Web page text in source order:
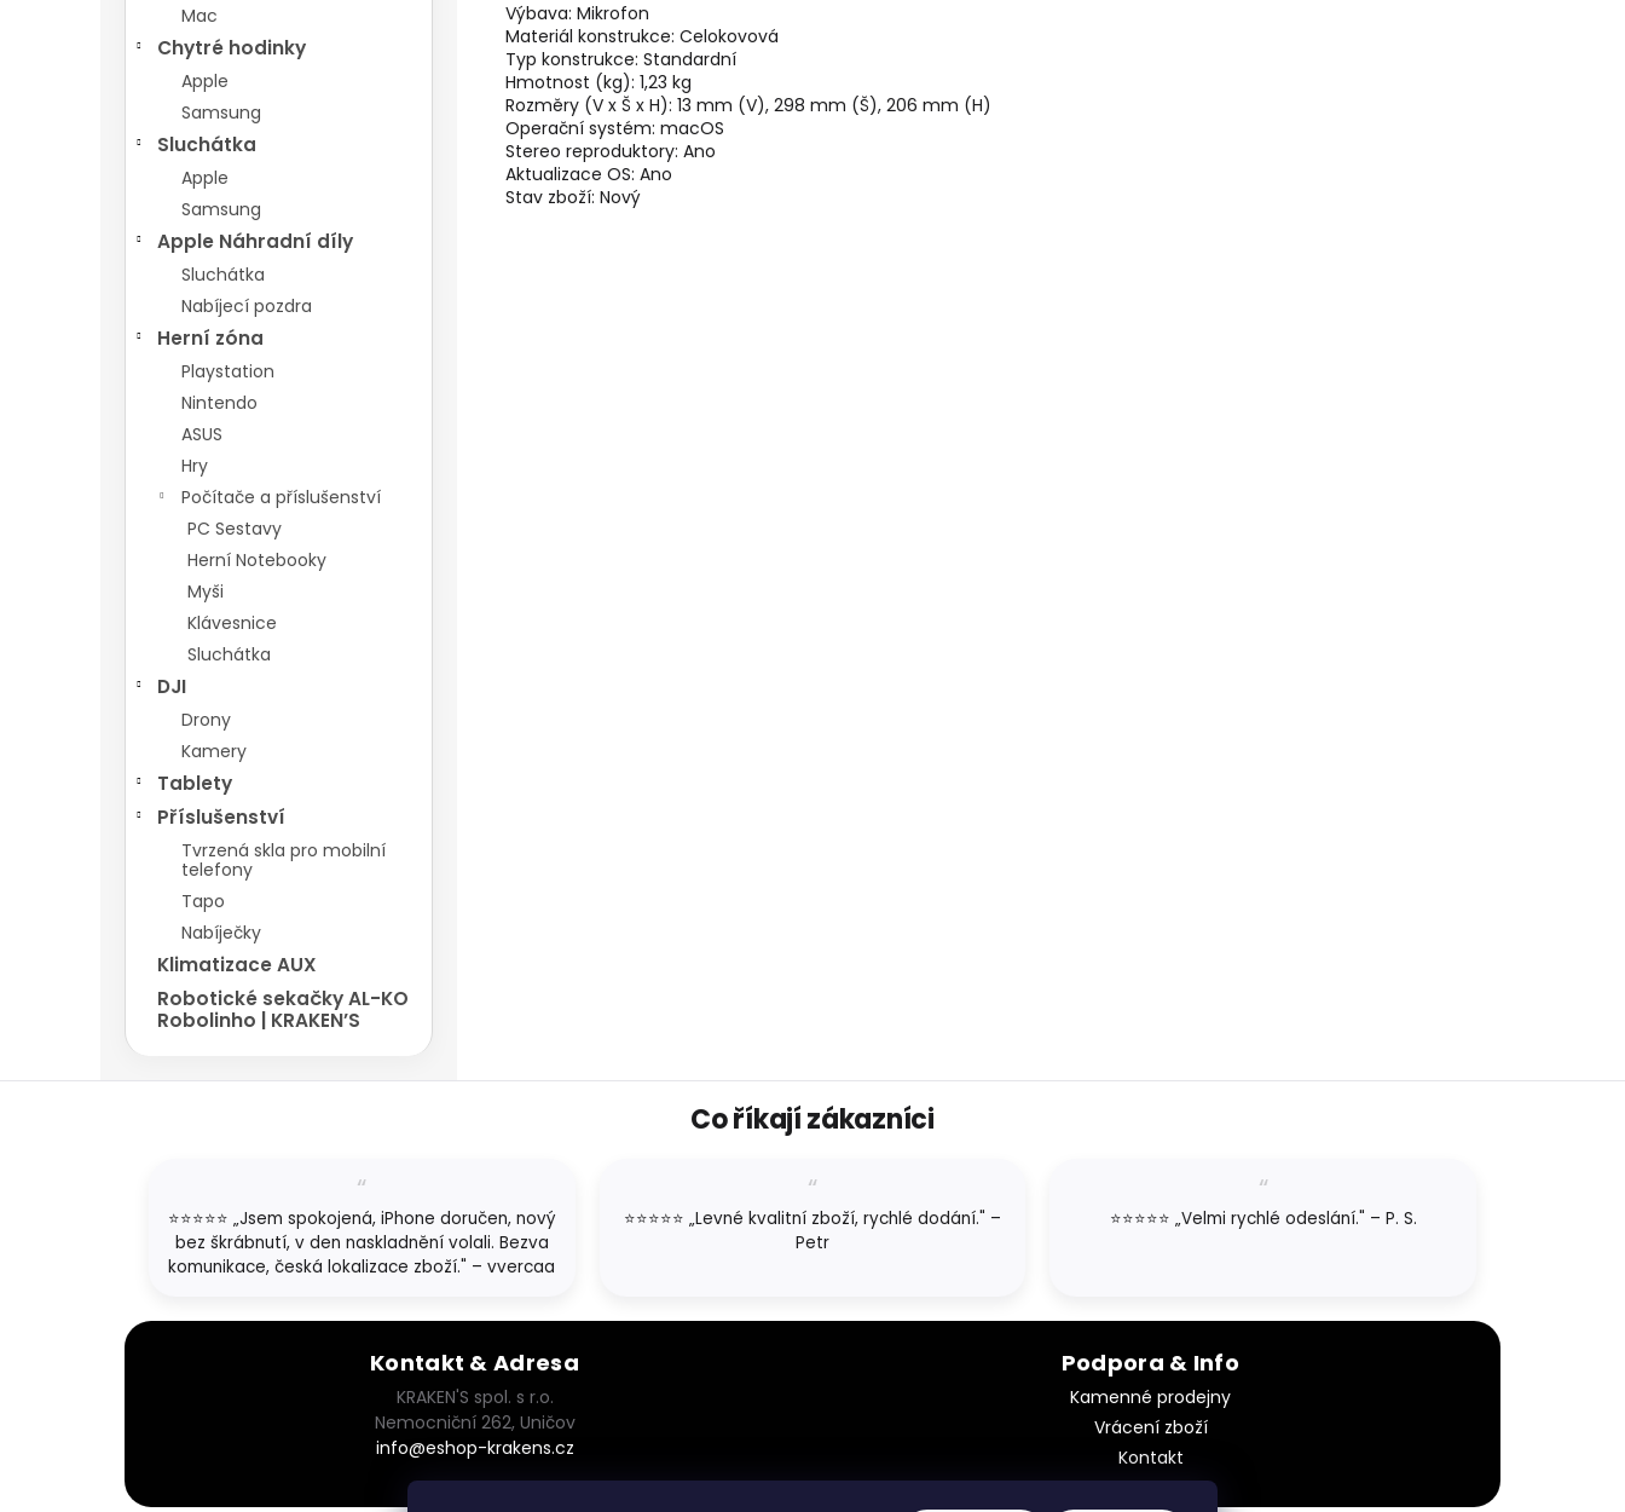
Mac
Chytré hodinky
Apple
Samsung
Sluchátka
Apple
Samsung
Apple Náhradní díly
Sluchátka
Nabíjecí pozdra
Herní zóna
Playstation
Nintendo
ASUS
Hry
Počítače a příslušenství
PC Sestavy
Herní Notebooky
Myši
Klávesnice
Sluchátka
DJI
Drony
Kamery
Tablety
Příslušenství
Tvrzená skla pro mobilní
telefony
Tapo
Nabíječky
Klimatizace AUX
Robotické sekačky AL-KO
Robolinho | KRAKEN’S
Výbava: Mikrofon
Materiál konstrukce: Celokovová
Typ konstrukce: Standardní
Hmotnost (kg): 1,23 kg
Rozměry (V x Š x H): 13 mm (V), 298 mm (Š), 206 mm (H)
Operační systém: macOS
Stereo reproduktory: Ano
Aktualizace OS: Ano
Stav zboží: Nový
Co říkají zákazníci
⭐⭐⭐⭐⭐ „Jsem spokojená, iPhone doručen, nový
bez škrábnutí, v den naskladnění volali. Bezva
komunikace, česká lokalizace zboží." – vvercaa
⭐⭐⭐⭐⭐ „Levné kvalitní zboží, rychlé dodání." –
Petr
⭐⭐⭐⭐⭐ „Velmi rychlé odeslání." – P. S.
Kontakt & Adresa
KRAKEN'S spol. s r.o.
Nemocniční 262, Uničov
info@eshop-krakens.cz
Podpora & Info
Kamenné prodejny
Vrácení zboží
Kontakt